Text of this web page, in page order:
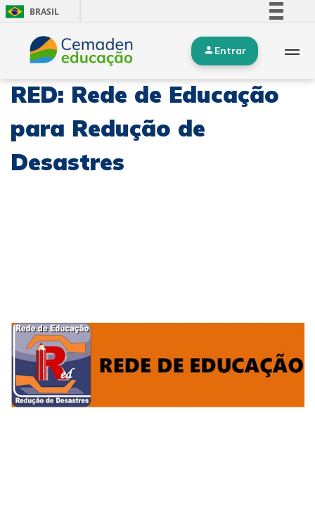
BRASIL
Simplifique!
Comunica BR
Acesso à informação
Entrar
RED: Rede de Educação
para Redução de
Desastres